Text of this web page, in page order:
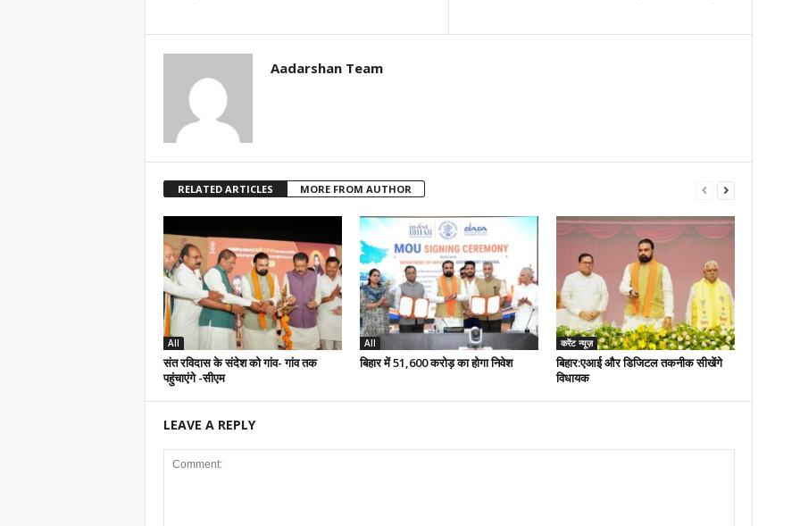
Aadarshan Team
RELATED ARTICLES MORE FROM AUTHOR
All
संत रविदास के संदेश को गांव- गांव तक
पहुंचाएंगे -सीएम
All
बिहार में 51,600 करोड़ का होगा निवेश
करेंट न्यूज़
बिहार:एआई और डिजिटल तकनीक सीखेंगे
विधायक
LEAVE A REPLY